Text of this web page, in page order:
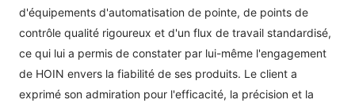
d'équipements d'automatisation de pointe, de points de
contrôle qualité rigoureux et d'un flux de travail standardisé,
ce qui lui a permis de constater par lui-même l'engagement
de HOIN envers la fiabilité de ses produits. Le client a
exprimé son admiration pour l'efficacité, la précision et la